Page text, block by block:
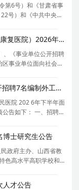
第6号）和《甘肃省事
号）和《中共中央组
招聘工作的通知》
新疆克拉玛依市第二人民医院（克拉玛依市康复医院）2026年6月招聘7名事业单位编制外工作人员公告
、《事业单位公开招聘
事业单位面向社会公
），结合医院发展需
新疆哈巴河县人民医院2026年面向社会公开招聘7名编制外工作人员公告
医院 202 6年下半年面
告如下： 一、招聘岗
，详见《哈巴河县人
博士研究生公告
政府主办、山西省教
色高水平高职学校和
试点高职院校、全
人才公告